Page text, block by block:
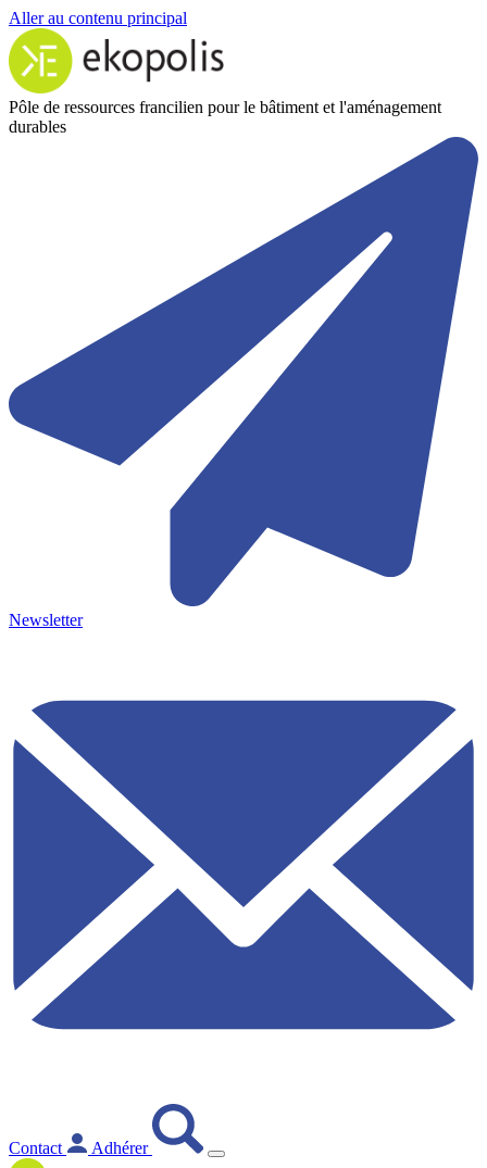
Aller au contenu principal
Pôle de ressources francilien pour le bâtiment et l'aménagement
durables
Newsletter
Contact Adhérer